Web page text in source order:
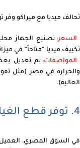
تحالف ميديا مع ميراكو وفر
السعر: تصنيع الجهاز
تكييف ميديا “متاحاً” في
المواصفات: تم تعديل
والحرارة في مصر (مثل
العالية).
4. توفر قطع الغيار الأصلية
في السوق المصري،